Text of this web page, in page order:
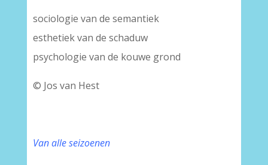
sociologie van de semantiek
esthetiek van de schaduw
psychologie van de kouwe grond
© Jos van Hest
Van alle seizoenen